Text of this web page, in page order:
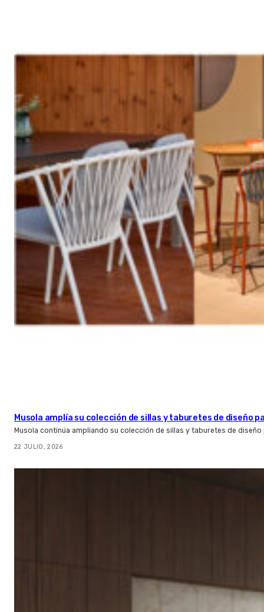
Musola amplía su colección de sillas y taburetes de diseño
Musola continúa ampliando su colección de sillas y taburetes de
22 JULIO, 2026